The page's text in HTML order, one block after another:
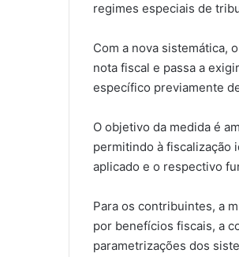
regimes especiais de
Com a nova sistemática,
nota fiscal e passa a
específico previamente
O objetivo da medida é
permitindo à fiscalização
aplicado e o respectivo
Para os contribuintes, a
por benefícios fiscais, a
parametrizações dos